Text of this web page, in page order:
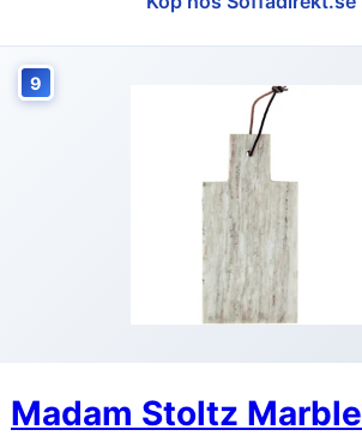
9
Madam Stoltz Marble